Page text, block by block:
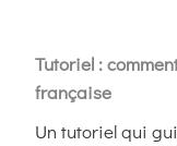
Tutoriel :
française
Un tutoriel qui